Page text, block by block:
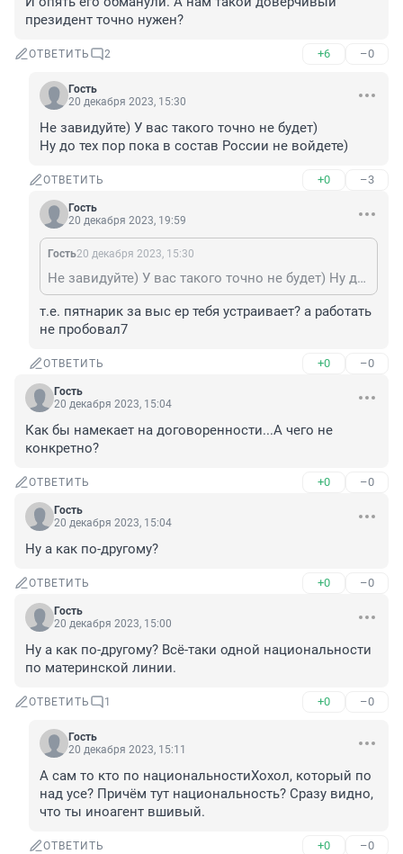
президент точно нужен?
ОТВЕТИТЬ 2 +6 –0
Гость
20 декабря 2023, 15:30
Не завидуйте) У вас такого точно не будет)
Ну до тех пор пока в состав России не войдете)
ОТВЕТИТЬ +0 –3
Гость
20 декабря 2023, 19:59
Гость20 декабря 2023, 15:30
Не завидуйте) У вас такого точно не будет) Ну до тех пор пока в состав России не войдете)
т.е. пятнарик за выс ер тебя устраивает? а работать
не пробовал7
ОТВЕТИТЬ +0 –0
Гость
20 декабря 2023, 15:04
Как бы намекает на договоренности...А чего не
конкретно?
ОТВЕТИТЬ +0 –0
Гость
20 декабря 2023, 15:04
Ну а как по-другому?
ОТВЕТИТЬ +0 –0
Гость
20 декабря 2023, 15:00
Ну а как по-другому? Всё-таки одной национальности
по материнской линии.
ОТВЕТИТЬ 1 +0 –0
Гость
20 декабря 2023, 15:11
А сам то кто по национальностиХохол, который по
над усе? Причём тут национальность? Сразу видно,
что ты иноагент вшивый.
ОТВЕТИТЬ +0 –0